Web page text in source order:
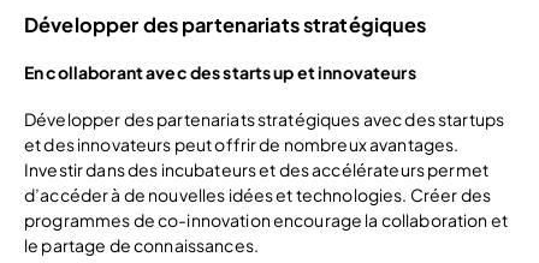
Développer des partenariats stratégiques
En collaborant avec des starts up et innovateurs
Développer des partenariats stratégiques avec des startups
et des innovateurs peut offrir de nombreux avantages.
Investir dans des incubateurs et des accélérateurs permet
d’accéder à de nouvelles idées et technologies. Créer des
programmes de co-innovation encourage la collaboration et
le partage de connaissances.